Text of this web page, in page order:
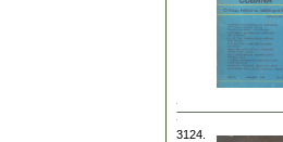
3124.